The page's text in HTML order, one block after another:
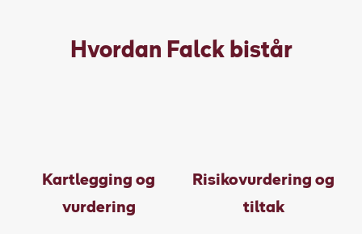
Hvordan Falck bistår
Kartlegging og
vurdering
Risikovurdering og
tiltak